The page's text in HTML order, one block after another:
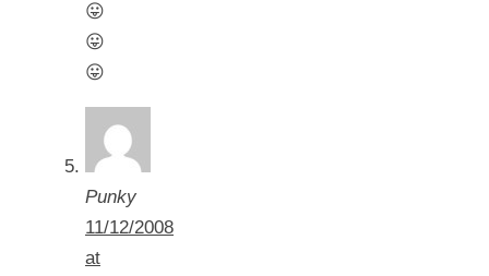
😛
😛
😛
Punky
11/12/2008
at